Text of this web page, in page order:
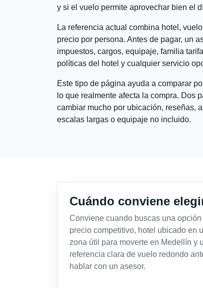
y si el vuelo permite aprovechar bien el
La referencia actual combina hotel,
precio por persona. Antes de pagar, un
impuestos, cargos, equipaje, familia
políticas del hotel y cualquier servicio
Este tipo de página ayuda a comparar
lo que realmente afecta la compra. Dos
cambiar mucho por ubicación, reseñas,
escalas largas o equipaje no incluido.
Cuándo conviene
Conviene cuando buscas una opción
precio competitivo, hotel ubicado en
zona útil para moverte en Medellín y
referencia clara de vuelo redondo
hablar con un asesor.